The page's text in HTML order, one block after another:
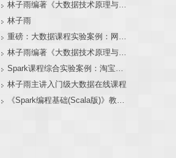
林子雨编著《大数据技术原理与应用》教材配套大数据软件安装和编程实践指南
林子雨
重磅：大数据课程实验案例：网站用户行为分析（免费共享）
林子雨编著《大数据技术原理与应用（第3版）》教材配套大数据软件安装和编程实践指南
Spark课程综合实验案例：淘宝双11数据分析与预测
林子雨主讲入门级大数据在线课程
《Spark编程基础(Scala版)》教材官网